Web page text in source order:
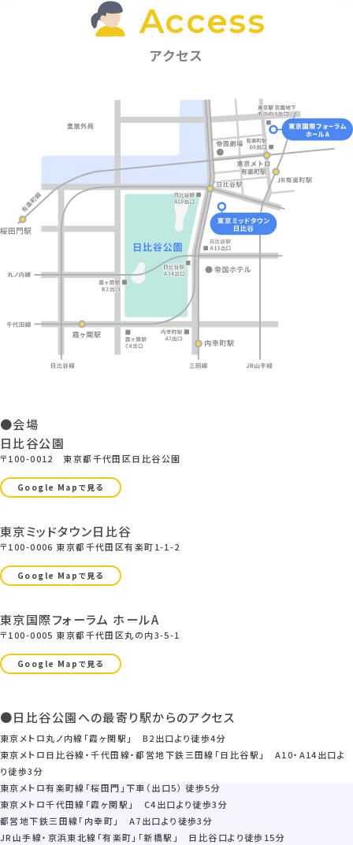
Access
アクセス
●会場
日比谷公園
〒100-0012 東京都千代田区日比谷公園
Google Mapで見る
東京ミッドタウン日比谷
〒100-0006 東京都千代田区有楽町1-1-2
Google Mapで見る
東京国際フォーラム ホールA
〒100-0005 東京都千代田区丸の内3-5-1
Google Mapで見る
●日比谷公園への最寄り駅からのアクセス
東京メトロ丸ノ内線「霞ヶ関駅」 B2出口より徒歩4分
東京メトロ日比谷線・千代田線・都営地下鉄三田線「日比谷駅」 A10・A14出口よ
り徒歩3分
東京メトロ有楽町線「桜田門」下車（出口5） 徒歩5分
東京メトロ千代田線「霞ヶ関駅」 C4出口より徒歩3分
都営地下鉄三田線「内幸町」 A7出口より徒歩3分
JR山手線・京浜東北線「有楽町」「新橋駅」 日比谷口より徒歩15分